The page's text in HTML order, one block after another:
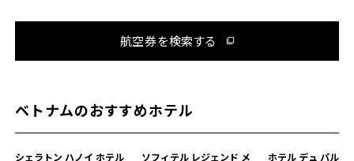
航空券を検索する
ベトナムのおすすめホテル
シェラトン ハノイ ホテル
ソフィテル レジェンド メ
ホテル デュ パルク